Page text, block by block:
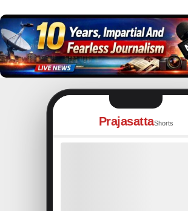
PrajasattaShorts